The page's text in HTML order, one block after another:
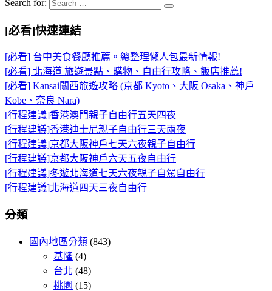
Search for:
[必看]快速連結
[必看] 台中美食餐廳推薦。總整理懶人包最新情報!
[必看] 北海道 旅遊景點、購物、自由行攻略、飯店推薦!
[必看] Kansai關西旅遊攻略 (京都 Kyoto、大阪 Osaka、神戶
Kobe、奈良 Nara)
[行程建議]香港澳門親子自由行五天四夜
[行程建議]香港迪士尼親子自由行三天兩夜
[行程建議]京都大阪神戶七天六夜親子自由行
[行程建議]京都大阪神戶六天五夜自由行
[行程建議]冬遊北海道七天六夜親子自駕自由行
[行程建議]北海道四天三夜自由行
分類
國內地區分類 (843)
基隆 (4)
台北 (48)
桃園 (15)